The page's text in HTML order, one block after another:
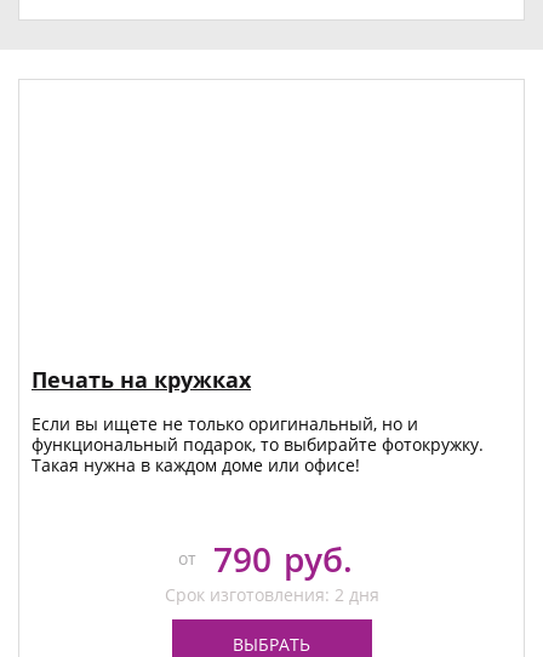
Печать на кружках
Если вы ищете не только оригинальный, но и
функциональный подарок, то выбирайте фотокружку.
Такая нужна в каждом доме или офисе!
от 790 руб.
Срок изготовления: 2 дня
ВЫБРАТЬ